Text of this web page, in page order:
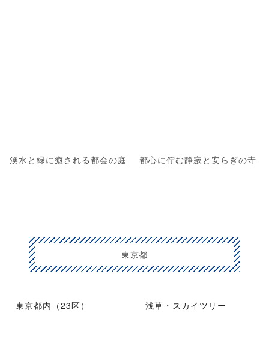
湧水と緑に癒される都会の庭 都心に佇む静寂と安らぎの寺
東京都
東京都内（23区） 浅草・スカイツリー